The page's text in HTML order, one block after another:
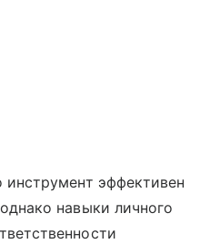
инструмент эффективен
навыки личного